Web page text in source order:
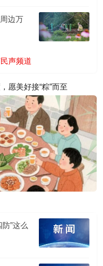
边万
声频道
愿美好接“粽”而至
”这么